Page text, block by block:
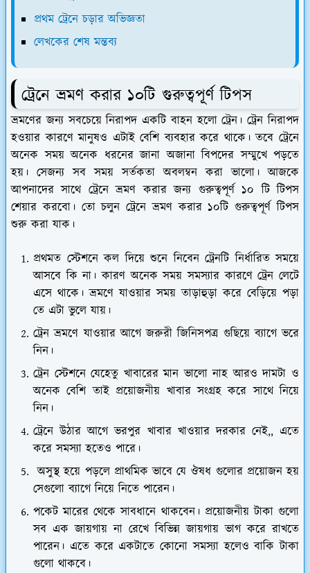
প্রথম ট্রেনে চড়ার অভিজ্ঞতা
লেখকের শেষ মন্তব্য
ট্রেনে ভ্রমণ করার ১০টি গুরুত্বপূর্ণ টিপস
ভ্রমণের জন্য সবচেয়ে নিরাপদ একটি বাহন হলো ট্রেন। ট্রেন নিরাপদ
হওয়ার কারণে মানুষও এটাই বেশি ব্যবহার করে থাকে। তবে ট্রেনে
অনেক সময় অনেক ধরনের জানা অজানা বিপদের সম্মুখে পড়তে
হয়। সেজন্য সব সময় সর্তকতা অবলম্বন করা ভালো। আজকে
আপনাদের সাথে ট্রেনে ভ্রমণ করার জন্য গুরুত্বপূর্ণ ১০ টি টিপস
শেয়ার করবো। তো চলুন ট্রেনে ভ্রমণ করার ১০টি গুরুত্বপূর্ণ টিপস
শুরু করা যাক।
প্রথমত স্টেশনে কল দিয়ে শুনে নিবেন ট্রেনটি নির্ধারিত সময়ে
আসবে কি না। কারণ অনেক সময় সমস্যার কারণে ট্রেন লেটে
এসে থাকে। ভ্রমণে যাওয়ার সময় তাড়াহুড়া করে বেড়িয়ে পড়া
তে এটা ভুলে যায়।
ট্রেন ভ্রমণে যাওয়ার আগে জরুরী জিনিসপত্র গুছিয়ে ব্যাগে ভরে
নিন।
ট্রেন স্টেশনে যেহেতু খাবারের মান ভালো নাহ আরও দামটা ও
অনেক বেশি তাই প্রয়োজনীয় খাবার সংগ্রহ করে সাথে নিয়ে
নিন।
ট্রেনে উঠার আগে ভরপুর খাবার খাওয়ার দরকার নেই,, এতে
করে সমস্যা হতেও পারে।
অসুস্থ হয়ে পড়লে প্রাথমিক ভাবে যে ঔষধ গুলোর প্রয়োজন হয়
সেগুলো ব্যাগে নিয়ে নিতে পারেন।
পকেট মারের থেকে সাবধানে থাকবেন। প্রয়োজনীয় টাকা গুলো
সব এক জায়গায় না রেখে বিভিন্ন জায়গায় ভাগ করে রাখতে
পারেন। এতে করে একটাতে কোনো সমস্যা হলেও বাকি টাকা
গুলো থাকবে।